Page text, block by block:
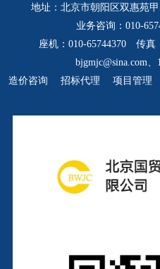
地址：北京市朝阳区双惠苑
业务咨询：010-
座机：010-65744370 传真
bjgmjc@sina.com、
造价咨询
招标代理 项目管理